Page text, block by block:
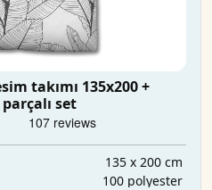
takımı 135x200 +
set
135 x 200 cm
100 polyester